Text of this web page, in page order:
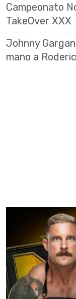
Campeonato
TakeOver XXX
Johnny
mano a